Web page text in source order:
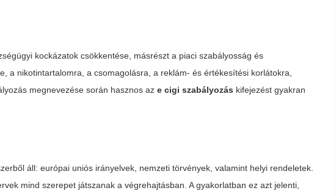
kockázatok csökkentése, másrészt a piaci szabályosság és
a nikotintartalomra, a csomagolásra, a reklám- és értékesítési korlátokra,
megnevezése során hasznos aze cigi szabályozás kifejezést gyakran
áll: európai uniós irányelvek, nemzeti törvények, valamint helyi rendeletek.
mind szerepet játszanak a végrehajtásban. A gyakorlatban ez azt jelenti,